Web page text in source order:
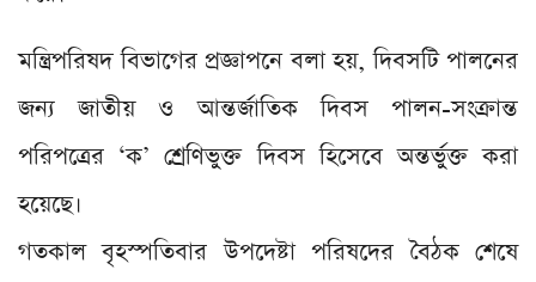
মন্ত্রিপরিষদ বিভাগের প্রজ্ঞাপনে বলা হয়, দিবসটি পালনের
জন্য জাতীয় ও আন্তর্জাতিক দিবস পালন-সংক্রান্ত
পরিপত্রের ‘ক’ শ্রেণিভুক্ত দিবস হিসেবে অন্তর্ভুক্ত করা
হয়েছে।
গতকাল বৃহস্পতিবার উপদেষ্টা পরিষদের বৈঠক শেষে